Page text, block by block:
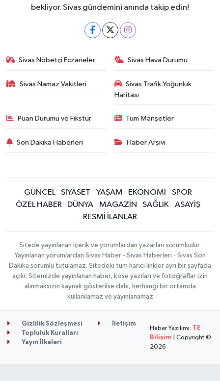
bekliyor. Sivas gündemini anında takip edin!
Sivas Nöbetçi Eczaneler Sivas Hava Durumu
Sivas Namaz Vakitleri
Sivas Trafik Yoğunluk
Haritası
Puan Durumu ve Fikstür Tüm Manşetler
Son Dakika Haberleri Haber Arşivi
GÜNCEL SİYASET YAŞAM EKONOMİ
SPOR
ÖZEL HABER
DÜNYA MAGAZİN SAĞLIK
ASAYİŞ
RESMİ İLANLAR
Sitede yayınlanan içerik ve yorumlardan yazarları sorumludur.
Yayınlanan yorumlardan Sivas Haber - Sivas Haberleri - Sivas Son
Dakika sorumlu tutulamaz. Sitedeki tüm harici linkler ayrı bir sayfada
açılır. Sitemizde yayınlanan haber, köşe yazıları ve fotoğraflar izin
alınmaksızın kaynak gösterilse dahi, herhangi bir ortamda
kullanılamaz ve yayınlanamaz
Gizlilik Sözleşmesi
İletişim
Topluluk Kuralları
Yayın İlkeleri
Haber Yazılımı: TE
Bilişim | Copyright ©
2026